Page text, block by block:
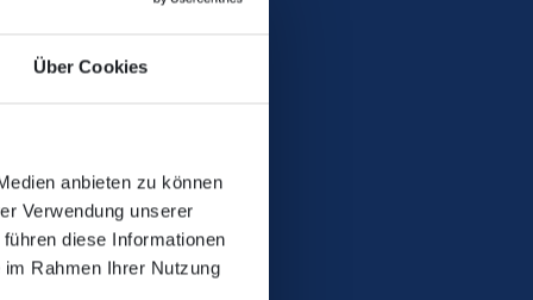
Über Cookies
anbieten zu können
Verwendung unserer
diese Informationen
Rahmen Ihrer Nutzung
Becker
Becker